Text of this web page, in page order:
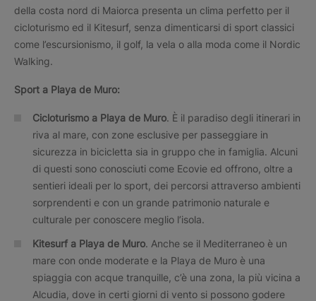
della costa nord di Maiorca presenta un clima perfetto per il
cicloturismo ed il Kitesurf, senza dimenticarsi di sport classici
come l’escursionismo, il golf, la vela o alla moda come il Nordic
Walking.
Sport a Playa de Muro:
Cicloturismo a Playa de Muro. È il paradiso degli itinerari in
riva al mare, con zone esclusive per passeggiare in
sicurezza in bicicletta sia in gruppo che in famiglia. Alcuni
di questi sono conosciuti come Ecovie ed offrono, oltre a
sentieri ideali per lo sport, dei percorsi attraverso ambienti
sorprendenti e con un grande patrimonio naturale e
culturale per conoscere meglio l’isola.
Kitesurf a Playa de Muro. Anche se il Mediterraneo è un
mare con onde moderate e la Playa de Muro è una
spiaggia con acque tranquille, c’è una zona, la più vicina a
Alcudia, dove in certi giorni di vento si possono godere